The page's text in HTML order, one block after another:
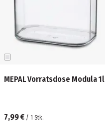
MEPAL Vorratsdose Modula 1l
7,99 € / 1 Stk.